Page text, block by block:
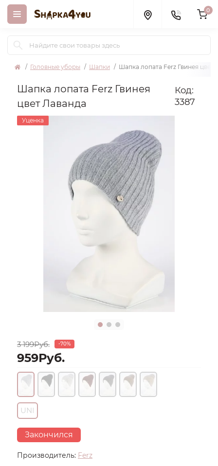
0
Головные уборы Шапки Шапка лопата Ferz Гвинея цвет
Шапка лопата Ferz Гвинея
цвет Лаванда
Код:
3387
Уценка
Производитель: Ferz
3 199Руб. -70%
959Руб.
UNI
Закончился